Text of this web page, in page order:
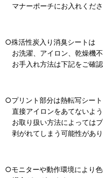
マナーポーチにお入れくださ
○殊活性炭入り消臭シートは
お洗濯、アイロン、乾燥機不
お手入れ方法は下記をご確認
○プリント部分は熱転写シー
直接アイロンをあてないよう
お取り扱い方法によっては
剥がれてしまう可能性があり
○モニターや動作環境により